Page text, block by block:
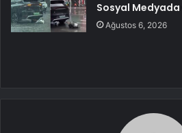
Sosyal
Ağustos 6, 2026